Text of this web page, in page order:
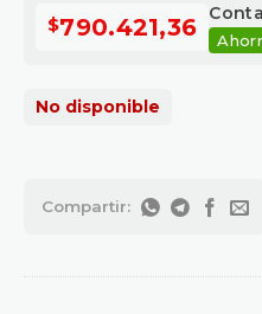
$790.421,36
No disponible